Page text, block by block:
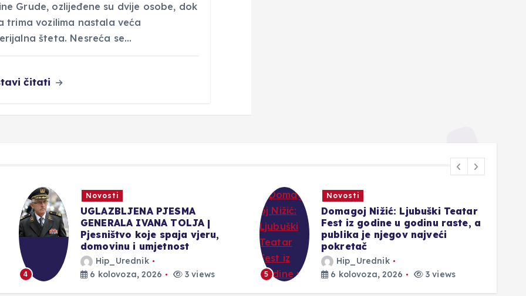
Grude, ozlijeđene su dvije osobe, dok
trima vozilima nastala veća
šteta. Nesreća se…
čitati
4
Novosti
UGLAZBLJENA PJESMA
GENERALA IVANA TOLJA |
Pjesništvo koje spaja vjeru,
domovinu i umjetnost
Hip_Urednik
6 kolovoza, 2026
3 views 5
Novosti
Domagoj Nižić: Ljubuški Teatar
Fest iz godine u godinu raste, a
publika je njegov najveći
pokretač
Hip_Urednik
6 kolovoza, 2026
3 views